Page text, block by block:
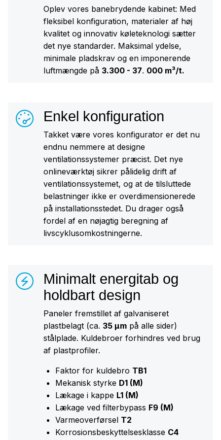
Oplev vores banebrydende kabinet: Med
fleksibel konfiguration, materialer af høj
kvalitet og innovativ køleteknologi sætter
det nye standarder. Maksimal ydelse,
minimale pladskrav og en imponerende
luftmængde på 3.300 - 37. 000 m³/t.
Enkel konfiguration
Takket være vores konfigurator er det nu
endnu nemmere at designe
ventilationssystemer præcist. Det nye
onlineværktøj sikrer pålidelig drift af
ventilationssystemet, og at de tilsluttede
belastninger ikke er overdimensionerede
på installationsstedet. Du drager også
fordel af en nøjagtig beregning af
livscyklusomkostningerne.
Minimalt energitab og
holdbart design
Paneler fremstillet af galvaniseret
plastbelagt (ca. 35 μm på alle sider)
stålplade. Kuldebroer forhindres ved brug
af plastprofiler.
Faktor for kuldebro TB1
Mekanisk styrke D1 (M)
Lækage i kappe L1 (M)
Lækage ved filterbypass F9 (M)
Varmeoverførsel T2
Korrosionsbeskyttelsesklasse C4